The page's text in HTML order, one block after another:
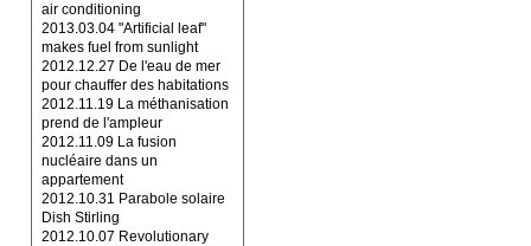
air conditioning
2013.03.04 "Artificial leaf"
makes fuel from sunlight
2012.12.27 De l'eau de mer
pour chauffer des habitations
2012.11.19 La méthanisation
prend de l'ampleur
2012.11.09 La fusion
nucléaire dans un
appartement
2012.10.31 Parabole solaire
Dish Stirling
2012.10.07 Revolutionary